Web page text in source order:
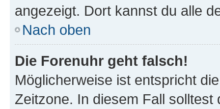
angezeigt. Dort kannst du alle
Nach oben
Die Forenuhr geht falsch!
Möglicherweise ist entspricht
Zeitzone. In diesem Fall solltest